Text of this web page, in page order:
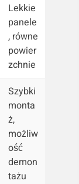
Lekkie
panele
, równe
powier
zchnie
Szybki
monta
ż,
możliw
ość
demon
tażu